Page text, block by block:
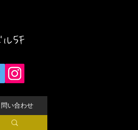
5F
問い合わせ